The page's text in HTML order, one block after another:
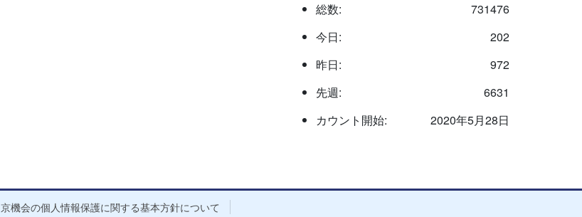
731476
総数:
202
今日:
972
昨日:
6631
先週:
2020年5月28日
カウント開始:
京機会の個人情報保護に関する基本方針について